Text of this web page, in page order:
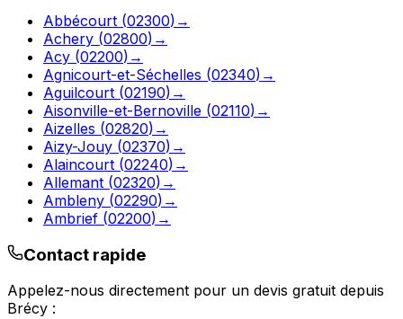
Abbécourt (02300) →
Achery (02800) →
Acy (02200) →
Agnicourt-et-Séchelles (02340) →
Aguilcourt (02190) →
Aisonville-et-Bernoville (02110) →
Aizelles (02820) →
Aizy-Jouy (02370) →
Alaincourt (02240) →
Allemant (02320) →
Ambleny (02290) →
Ambrief (02200) →
Contact rapide
Appelez-nous directement pour un devis gratuit depuis
Brécy :